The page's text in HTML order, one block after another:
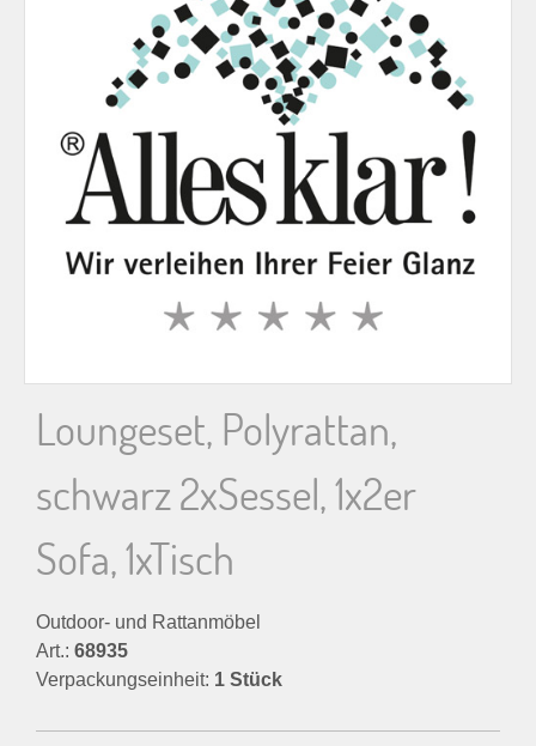
a
h
Loungeset, Polyrattan,
schwarz 2xSessel, 1x2er
Sofa, 1xTisch
Outdoor- und Rattanmöbel
Art.: 68935
Verpackungseinheit: 1 Stück